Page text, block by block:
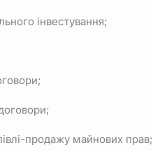
інвестування;
продажу майнових прав;